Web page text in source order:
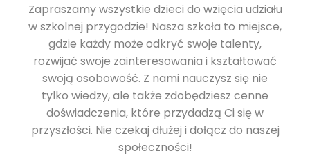
Zapraszamy wszystkie dzieci do wzięcia udziału
w szkolnej przygodzie! Nasza szkoła to miejsce,
gdzie każdy może odkryć swoje talenty,
rozwijać swoje zainteresowania i kształtować
swoją osobowość. Z nami nauczysz się nie
tylko wiedzy, ale także zdobędziesz cenne
doświadczenia, które przydadzą Ci się w
przyszłości. Nie czekaj dłużej i dołącz do naszej
społeczności!